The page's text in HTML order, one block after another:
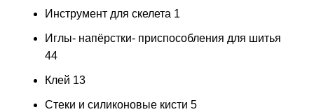
Инструмент для скелета 1
Иглы- напёрстки- приспособления для шитья
44
Клей 13
Стеки и силиконовые кисти 5